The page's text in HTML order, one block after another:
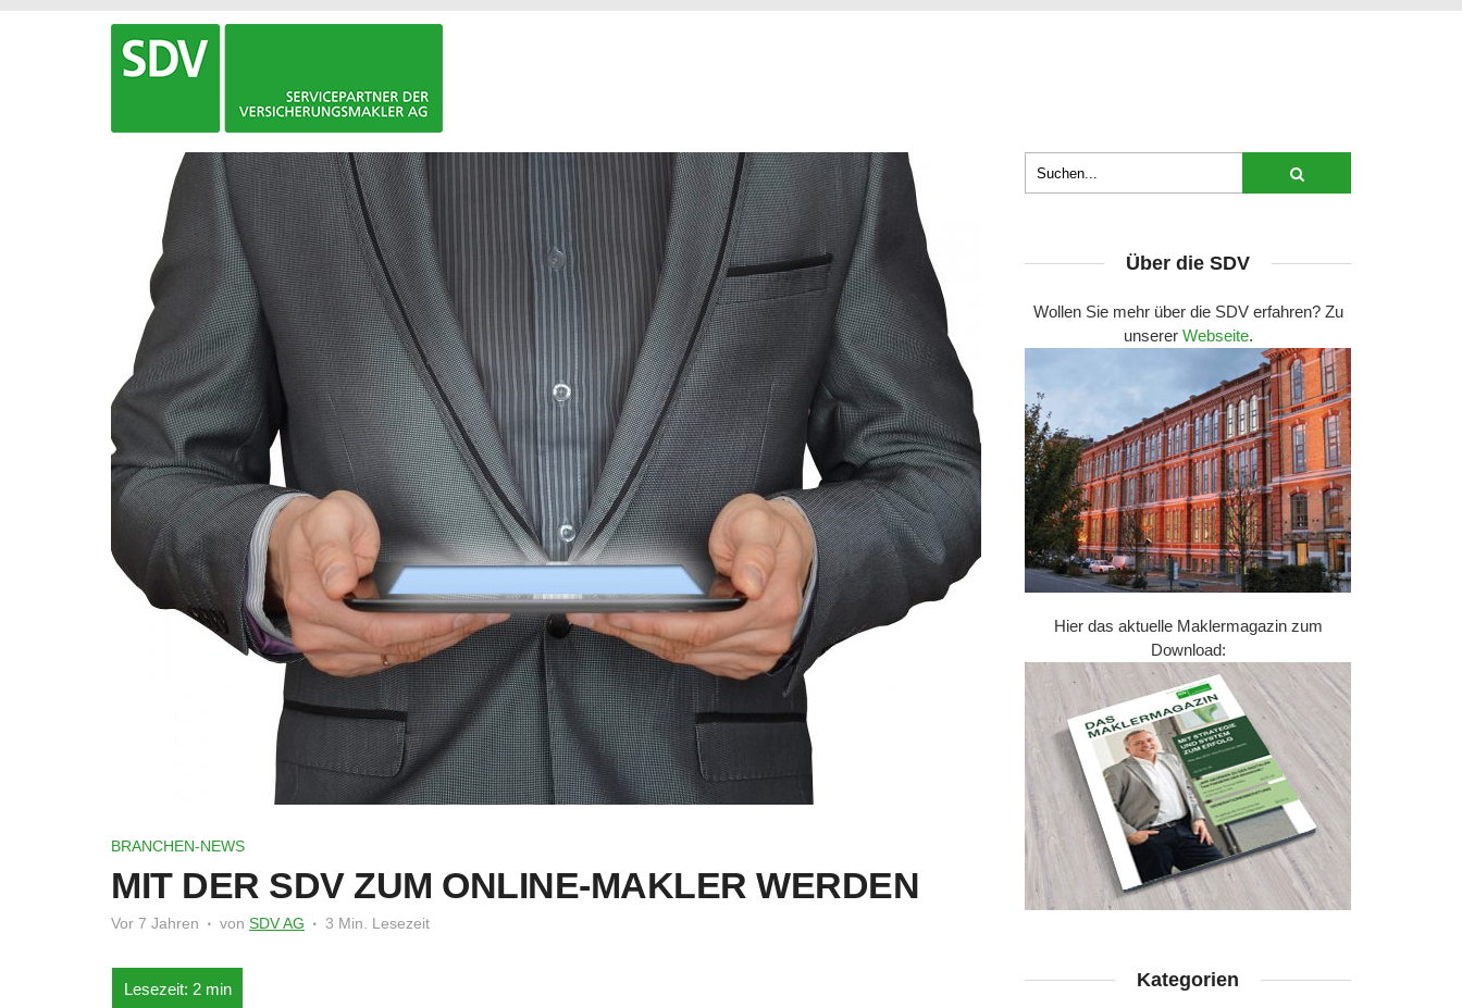
BRANCHEN-NEWS
MIT DER SDV ZUM ONLINE-MAKLER WERDEN
Vor 7 Jahren von SDV AG 3 Min. Lesezeit
Über die SDV
Wollen Sie mehr über die SDV erfahren? Zu
unserer Webseite.
Hier das aktuelle Maklermagazin zum
Download:
Kategorien